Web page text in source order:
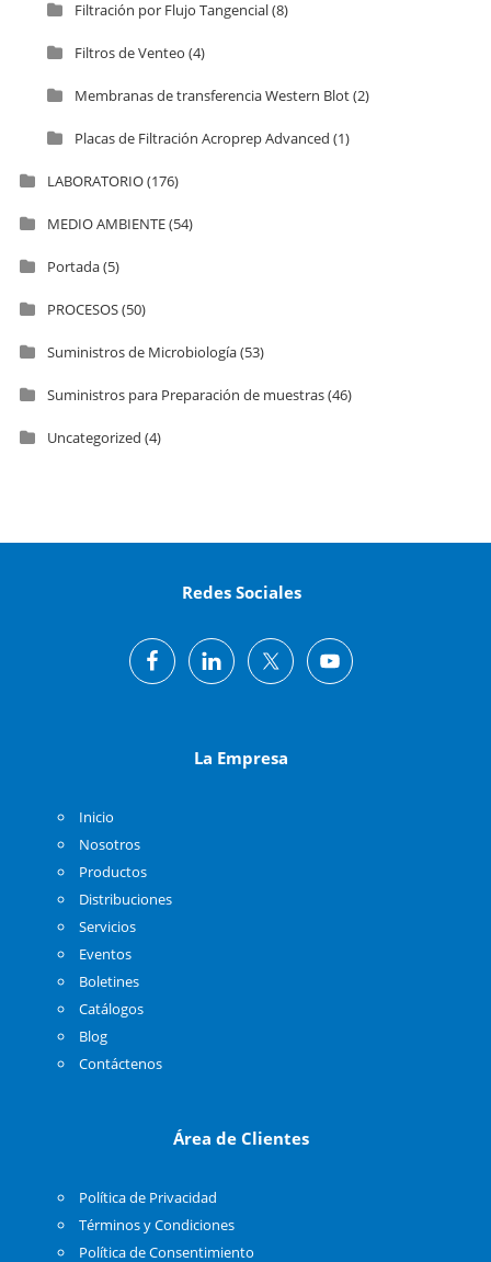
Filtración por Flujo Tangencial(8)
Filtros de Venteo (4)
Membranas de transferencia Western Blot(2)
Placas de Filtración Acroprep Advanced (1)
LABORATORIO(176)
MEDIO AMBIENTE(54)
Portada(5)
PROCESOS(50)
Suministros de Microbiología(53)
Suministros para Preparación de muestras(46)
Uncategorized (4)
Redes Sociales
La Empresa
Inicio
Nosotros
Productos
Distribuciones
Servicios
Eventos
Boletines
Catálogos
Blog
Contáctenos
Área de Clientes
Política de Privacidad
Términos y Condiciones
Política de Consentimiento